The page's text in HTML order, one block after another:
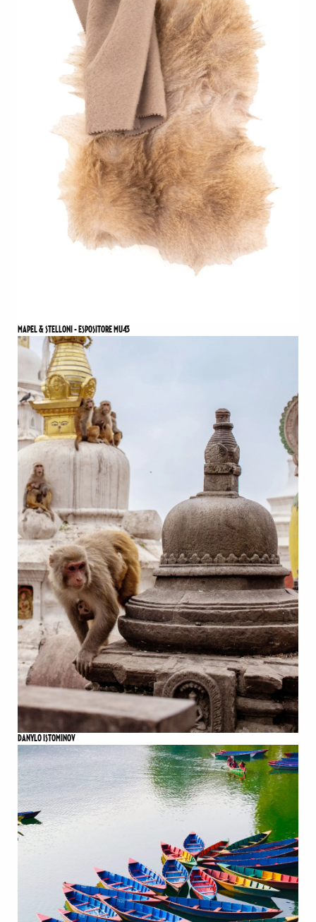
MAPEL & STELLONI - ESPOSITORE MU43
DANYLO ISTOMINOV